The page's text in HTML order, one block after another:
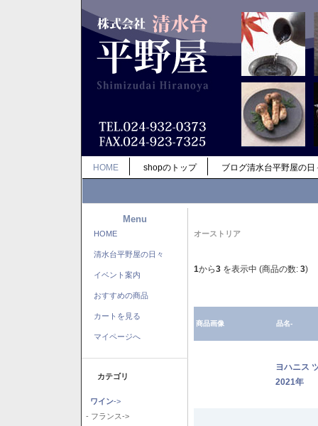
HOME shopのトップ ブログ清水台平野屋の日
Menu
HOME
清水台平野屋の日々
イベント案内
おすすめの商品
カートを見る
マイページへ
カテゴリ
ワイン->
- フランス->
オーストリア
1から3 を表示中 (商品の数: 3)
商品画像 品名-
ヨハニス
2021年